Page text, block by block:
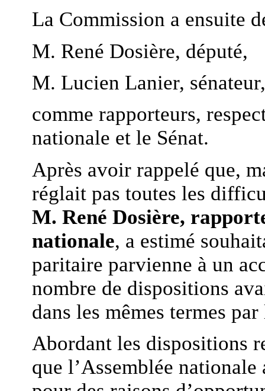
La Commission a ensuite
M. René Dosière, député,
M. Lucien Lanier, sénateur,
comme rapporteurs,
nationale et le Sénat.
Après avoir rappelé que,
réglait pas toutes les
M. René Dosière,
nationale, a estimé
paritaire parvienne à un
nombre de dispositions
dans les mêmes termes
Abordant les dispositions
que l’Assemblée